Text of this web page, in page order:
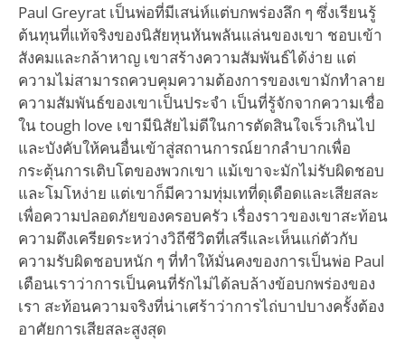
Paul Greyrat เป็นพ่อที่มีเสน่ห์แต่บกพร่องลึก ๆ ซึ่งเรียนรู้
ต้นทุนที่แท้จริงของนิสัยหุนหันพลันแล่นของเขา ชอบเข้า
สังคมและกล้าหาญ เขาสร้างความสัมพันธ์ได้ง่าย แต่
ความไม่สามารถควบคุมความต้องการของเขามักทำลาย
ความสัมพันธ์ของเขาเป็นประจำ เป็นที่รู้จักจากความเชื่อ
ใน tough love เขามีนิสัยไม่ดีในการตัดสินใจเร็วเกินไป
และบังคับให้คนอื่นเข้าสู่สถานการณ์ยากลำบากเพื่อ
กระตุ้นการเติบโตของพวกเขา แม้เขาจะมักไม่รับผิดชอบ
และโมโหง่าย แต่เขาก็มีความทุ่มเทที่ดุเดือดและเสียสละ
เพื่อความปลอดภัยของครอบครัว เรื่องราวของเขาสะท้อน
ความตึงเครียดระหว่างวิถีชีวิตที่เสรีและเห็นแก่ตัวกับ
ความรับผิดชอบหนัก ๆ ที่ทำให้มั่นคงของการเป็นพ่อ Paul
เตือนเราว่าการเป็นคนที่รักไม่ได้ลบล้างข้อบกพร่องของ
เรา สะท้อนความจริงที่น่าเศร้าว่าการไถ่บาปบางครั้งต้อง
อาศัยการเสียสละสูงสุด